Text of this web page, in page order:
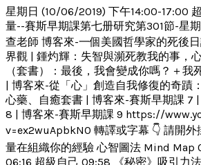
星期日 (10/06/2019) 下午14:00-17:00
量--賽斯早期課第七册研究第301節-星
查老師 博客來-一個美國哲學家的死後
界觀 | 鍾灼輝：失智與瀕死教我的事，
（套書）：最後，我會變成你嗎？＋我
| 博客來-從「心」創造自我修復的奇蹟
心藥、自癒套書 | 博客來-賽斯早期課 7
8 | 博客來-賽斯早期課 9 https://
v=ex2wuApbkN0 轉譯或字幕 👇 請開
量在組織你的經驗 心智圖法 Mind Map
06:16 超級自己 09:58 《秘密》吸引力